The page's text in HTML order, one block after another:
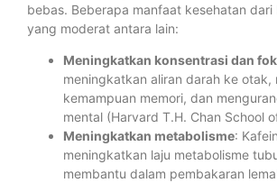
bebas. Beberapa manfaat kesehatan dari
yang moderat antara lain:
Meningkatkan konsentrasi dan
meningkatkan aliran darah ke otak,
kemampuan memori, dan
mental (Harvard T.H. Chan School
Meningkatkan metabolisme:
meningkatkan laju metabolisme
membantu dalam pembakaran